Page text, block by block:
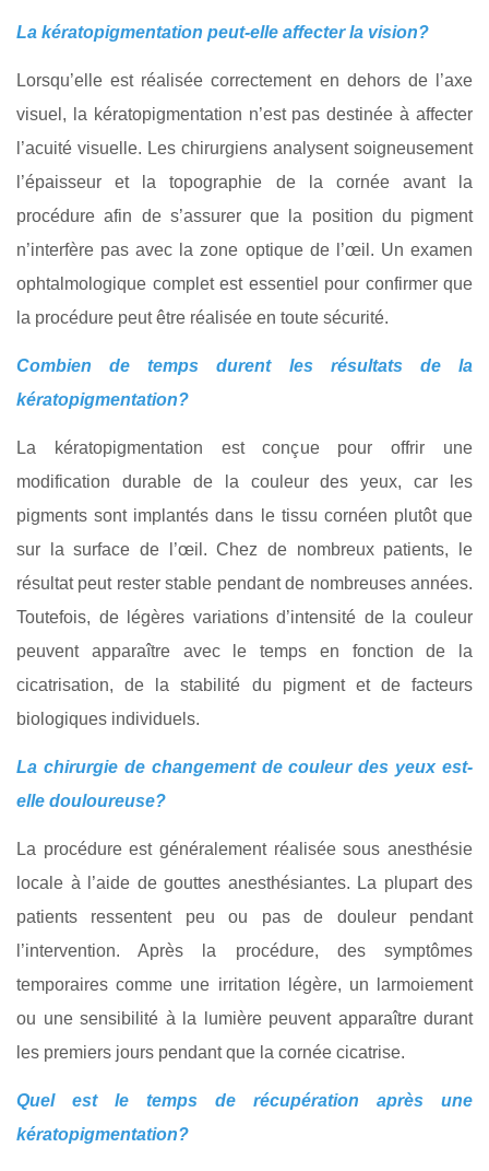
La kératopigmentation peut-elle affecter la vision?
Lorsqu’elle est réalisée correctement en dehors de l’axe
visuel, la kératopigmentation n’est pas destinée à affecter
l’acuité visuelle. Les chirurgiens analysent soigneusement
l’épaisseur et la topographie de la cornée avant la
procédure afin de s’assurer que la position du pigment
n’interfère pas avec la zone optique de l’œil. Un examen
ophtalmologique complet est essentiel pour confirmer que
la procédure peut être réalisée en toute sécurité.
Combien de temps durent les résultats de la
kératopigmentation?
La kératopigmentation est conçue pour offrir une
modification durable de la couleur des yeux, car les
pigments sont implantés dans le tissu cornéen plutôt que
sur la surface de l’œil. Chez de nombreux patients, le
résultat peut rester stable pendant de nombreuses années.
Toutefois, de légères variations d’intensité de la couleur
peuvent apparaître avec le temps en fonction de la
cicatrisation, de la stabilité du pigment et de facteurs
biologiques individuels.
La chirurgie de changement de couleur des yeux est-
elle douloureuse?
La procédure est généralement réalisée sous anesthésie
locale à l’aide de gouttes anesthésiantes. La plupart des
patients ressentent peu ou pas de douleur pendant
l’intervention. Après la procédure, des symptômes
temporaires comme une irritation légère, un larmoiement
ou une sensibilité à la lumière peuvent apparaître durant
les premiers jours pendant que la cornée cicatrise.
Quel est le temps de récupération après une
kératopigmentation?